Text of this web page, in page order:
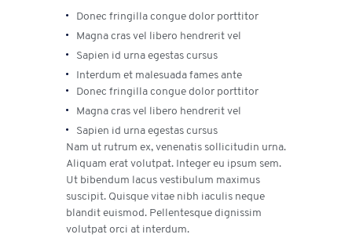
Donec fringilla congue dolor porttitor
Magna cras vel libero hendrerit vel
Sapien id urna egestas cursus
Interdum et malesuada fames ante
Donec fringilla congue dolor porttitor
Magna cras vel libero hendrerit vel
Sapien id urna egestas cursus
Nam ut rutrum ex, venenatis sollicitudin urna.
Aliquam erat volutpat. Integer eu ipsum sem.
Ut bibendum lacus vestibulum maximus
suscipit. Quisque vitae nibh iaculis neque
blandit euismod. Pellentesque dignissim
volutpat orci at interdum.